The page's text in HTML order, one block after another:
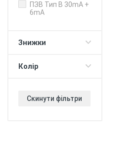
Push-сповіщення
V2H - повербанк з
ПЗВ Тип B 30mA +
6mA
Знижки
Колір
Скинути фільтри